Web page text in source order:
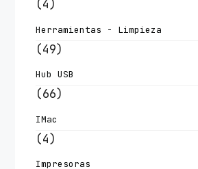
(4)
Herramientas - Limpieza
(49)
Hub USB
(66)
IMac
(4)
Impresoras